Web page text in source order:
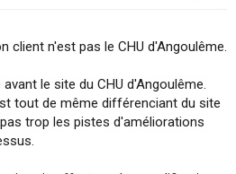
client n'est pas le CHU d'Angoulême.
le site du CHU d'Angoulême.
tout de même différenciant du site
trop les pistes d'améliorations